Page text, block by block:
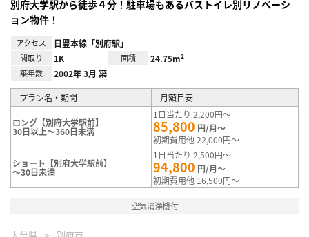
別府大学駅から徒歩４分！駐車場もあるバストイレ別リノベーシ
ョン物件！
アクセス 日豊本線「別府駅」
間取り 1K 面積 24.75m²
築年数 2002年 3月 築
プラン名・期間 月額目安
ロング【別府大学駅前】
30日以上～360日未満
1日当たり 2,200円～
85,800 円/月～
初期費用他 22,000円～
ショート【別府大学駅前】
～30日未満
1日当たり 2,500円～
94,800 円/月～
初期費用他 16,500円～
空気清浄機付